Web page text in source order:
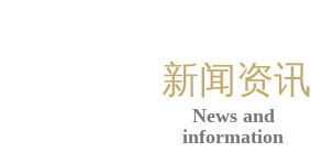
新闻资讯
News and
information